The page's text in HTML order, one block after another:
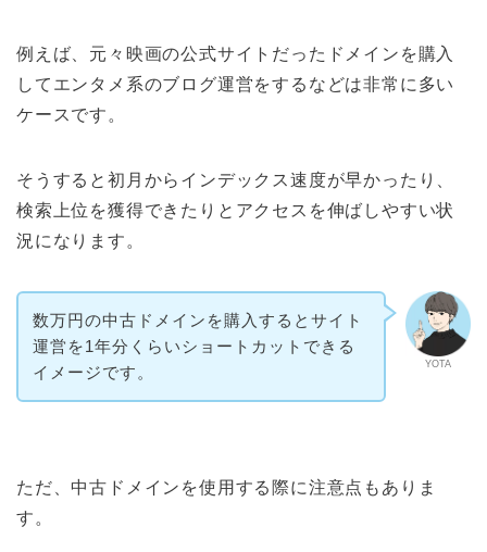
例えば、元々映画の公式サイトだったドメインを購入
してエンタメ系のブログ運営をするなどは非常に多い
ケースです。
そうすると初月からインデックス速度が早かったり、
検索上位を獲得できたりとアクセスを伸ばしやすい状
況になります。
YOTA
数万円の中古ドメインを購入するとサイト
運営を1年分くらいショートカットできる
イメージです。
ただ、中古ドメインを使用する際に注意点もありま
す。